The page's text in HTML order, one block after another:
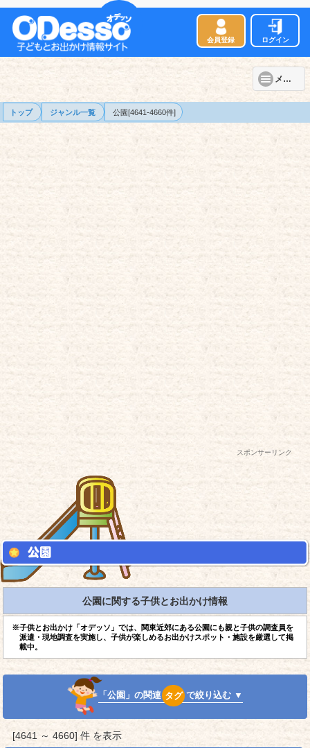
会員登録 ログイン
メニュー
トップ ジャンル一覧 公園[4641-4660件]
スポンサーリンク
公園に関する子供とお出かけ情報
※子供とお出かけ「オデッソ」では、関東近郊にある公園にも親と子供の調査員を
派遣・現地調査を実施し、子供が楽しめるお出かけスポット・施設を厳選して掲
載中。
「公園」の関連 タグ で絞り込む ▼
[4641 ～ 4660] 件 を表示